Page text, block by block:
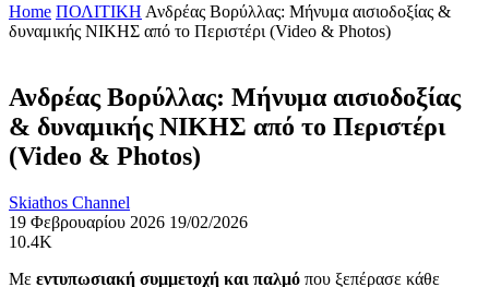
Home ΠΟΛΙΤΙΚΗ Ανδρέας Βορύλλας: Μήνυμα αισιοδοξίας &
δυναμικής ΝΙΚΗΣ από το Περιστέρι (Video & Photos)
Ανδρέας Βορύλλας: Μήνυμα αισιοδοξίας
& δυναμικής ΝΙΚΗΣ από το Περιστέρι
(Video & Photos)
Skiathos Channel
19 Φεβρουαρίου 2026 19/02/2026
10.4K
Με εντυπωσιακή συμμετοχή και παλμό που ξεπέρασε κάθε